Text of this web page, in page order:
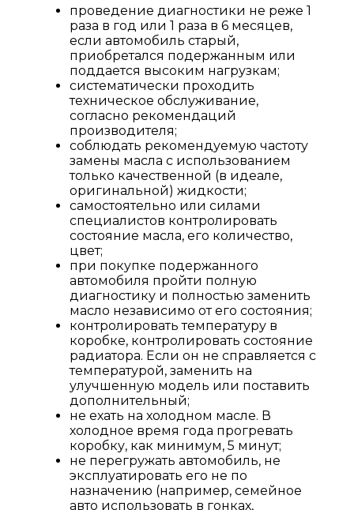
проведение диагностики не реже 1
раза в год или 1 раза в 6 месяцев,
если автомобиль старый,
приобретался подержанным или
поддается высоким нагрузкам;
систематически проходить
техническое обслуживание,
согласно рекомендаций
производителя;
соблюдать рекомендуемую частоту
замены масла с использованием
только качественной (в идеале,
оригинальной) жидкости;
самостоятельно или силами
специалистов контролировать
состояние масла, его количество,
цвет;
при покупке подержанного
автомобиля пройти полную
диагностику и полностью заменить
масло независимо от его состояния;
контролировать температуру в
коробке, контролировать состояние
радиатора. Если он не справляется с
температурой, заменить на
улучшенную модель или поставить
дополнительный;
не ехать на холодном масле. В
холодное время года прогревать
коробку, как минимум, 5 минут;
не перегружать автомобиль, не
эксплуатировать его не по
назначению (например, семейное
авто использовать в гонках,